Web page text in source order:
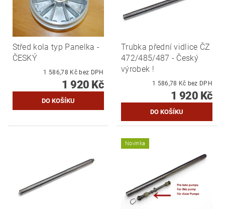
Střed kola typ Panelka -
ČESKÝ
1 586,78 Kč bez DPH
1 920 Kč
Trubka přední vidlice ČZ
472/485/487 - Český
výrobek !
1 586,78 Kč bez DPH
1 920 Kč
Novinka